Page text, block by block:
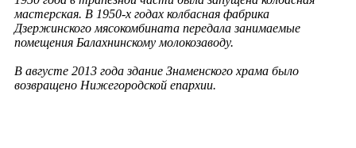
мастерская. В 1950-х годах колбасная фабрика
Дзержинского мясокомбината передала занимаемые
помещения Балахнинскому молокозаводу.
В августе 2013 года здание Знаменского храма было
возвращено Нижегородской епархии.